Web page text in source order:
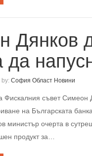
Дянков
да
by: София Област Новини
Фискалния съвет Симеон
на Българската
министър очерта в
продукт за…